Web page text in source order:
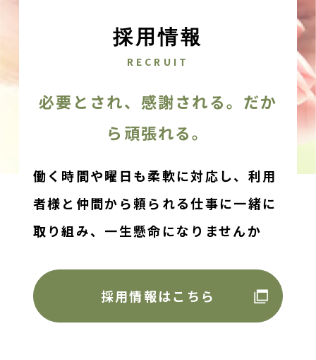
採用情報
RECRUIT
必要とされ、感謝される。だか
ら頑張れる。
働く時間や曜日も柔軟に対応し、利用
者様と仲間から頼られる仕事に一緒に
取り組み、 一生懸命になりませんか
採用情報はこちら